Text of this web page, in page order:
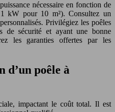
nécessaire en fonction de
kW pour 10 m²). Consultez un
Privilégiez les poêles
de sécurité et ayant une bonne
les garanties offertes par les
d’un poêle à
impactant le coût total. Il est